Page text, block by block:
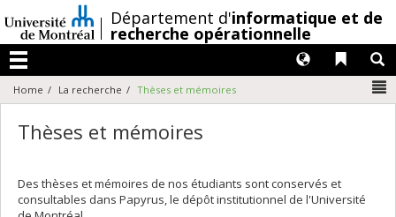
au
contenu
/Département d'informatique et de
recherche opérationnelle
Menu
Liens
Langues
Home La recherche Thèses et mémoires
Thèses et mémoires
Des thèses et mémoires de nos étudiants sont conservés et
consultables dans Papyrus, le dépôt institutionnel de l'Université